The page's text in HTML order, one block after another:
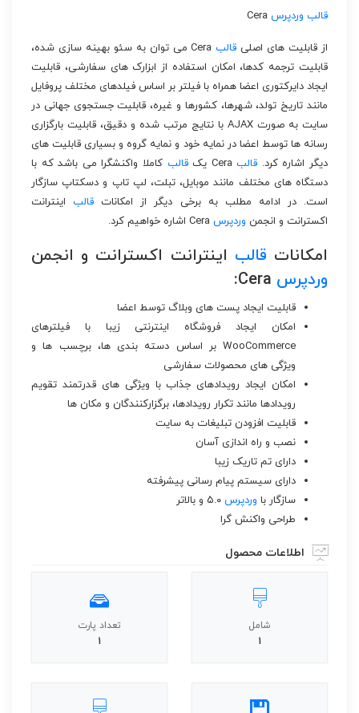
قالب وردپرس
از قابلیت های اصلی قالب
Cera می توان به سئو بهینه سازی شده،
قابلیت ترجمه کدها، امکان استفاده از ابزارک های سفارشی، قابلیت
ایجاد دایرکتوری اعضا همراه با فیلتر بر اساس فیلدهای مختلف پروفایل
مانند تاریخ تولد، شهرها، کشورها و غیره، قابلیت جستجوی جهانی در
سایت به صورت AJAX با نتایج مرتب شده و دقیق، قابلیت بارگزاری
رسانه ها توسط اعضا در نمایه خود و نمایه گروه و بسیاری قابلیت های
دیگر اشاره کرد. قالبCera یک قالب کاملا واکنشگرا می باشد که با
دستگاه های مختلف مانند موبایل، تبلت، لپ تاپ و دسکتاپ سازگار
است. در ادامه مطلب به برخی دیگر از امکانات قالباینترانت
اکسترانت و انجمن وردپرس
امکانات قالب اینترانت اکسترانت و انجمن
وردپرس
قابلیت ایجاد پست های وبلاگ توسط اعضا
امکان ایجاد فروشگاه اینترنتی زیبا با فیلترهای
WooCommerce بر اساس دسته بندی ها، برچسب ها و
ویژگی های محصولات سفارشی
امکان ایجاد رویدادهای جذاب با ویژگی های قدرتمند تقویم
رویدادها مانند تکرار رویدادها، برگزارکنندگان و مکان ها
قابلیت افزودن تبلیغات به سایت
نصب و راه اندازی آسان
دارای تم تاریک زیبا
دارای سیستم پیام رسانی پیشرفته
سازگار با وردپرس
طراحی واکنش گرا
اطلاعات محصول
شامل
1
تعداد پارت
1